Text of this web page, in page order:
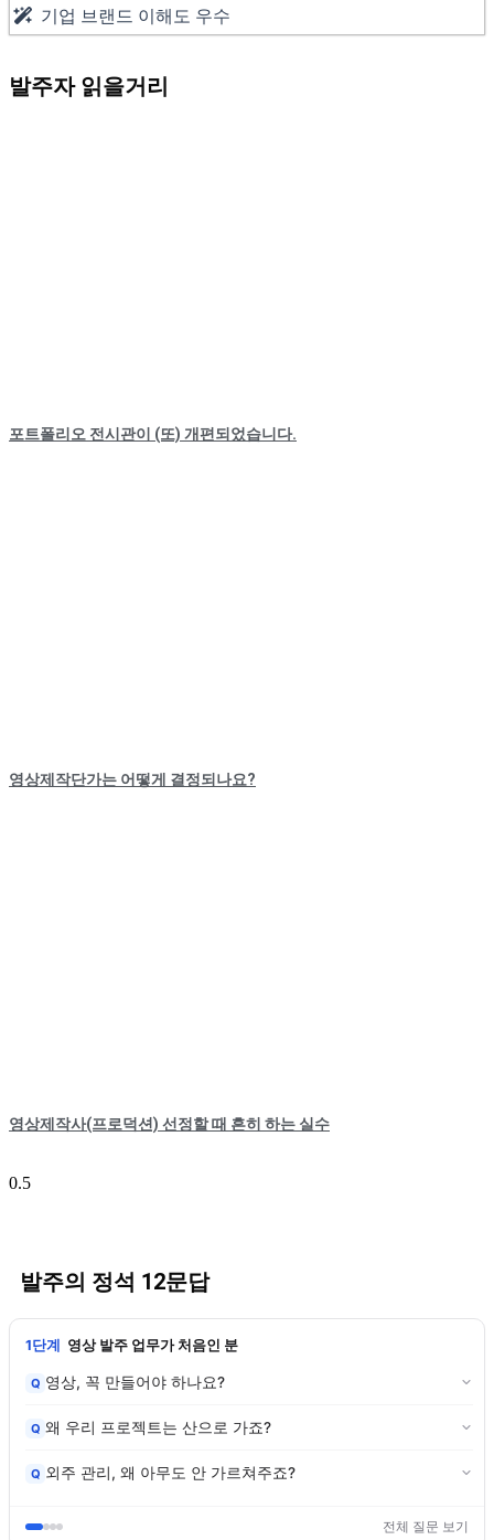
기업 브랜드 이해도 우수
발주자 읽을거리
포트폴리오 전시관이 (또) 개편되었습니다.
영상제작단가는 어떻게 결정되나요?
영상제작사(프로덕션) 선정할 때 흔히 하는 실수
발주의 정석 12문답
1단계 영상 발주 업무가 처음인 분
Q 영상, 꼭 만들어야 하나요?
Q 왜 우리 프로젝트는 산으로 가죠?
Q 외주 관리, 왜 아무도 안 가르쳐주죠?
전체 질문 보기